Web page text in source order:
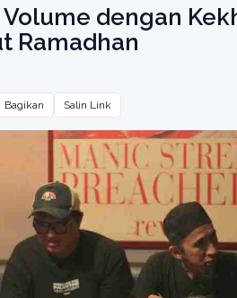
dengan
Ramadhan
Bagikan Salin Link